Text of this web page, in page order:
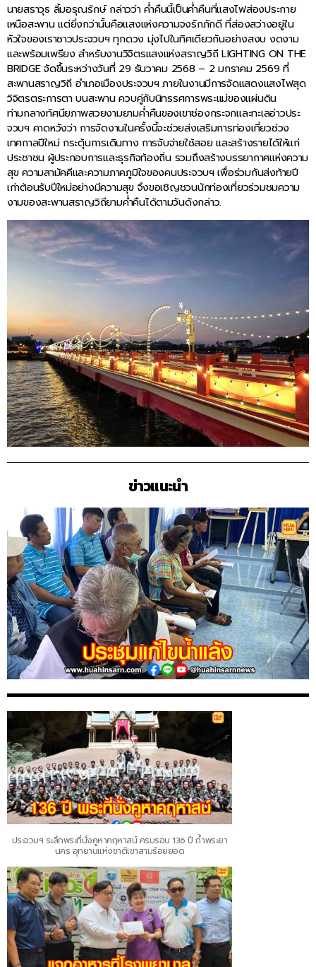
นายสราวุธ ลิ้มอรุณรักษ์ กล่าวว่า ค่ำคืนนี้เป็นค่ำคืนที่แสงไฟส่องประกาย
เหนือสะพาน แต่ยิ่งกว่านั้นคือแสงแห่งความจงรักภักดี ที่ส่องสว่างอยู่ใน
หัวใจของเราชาวประจวบฯ ทุกดวง มุ่งไปในทิศเดียวกันอย่างสงบ งดงาม
และพร้อมเพรียง สำหรับงานวิจิตรแสงแห่งสราญวิถี LIGHTING ON THE
BRIDGE จัดขึ้นระหว่างวันที่ 29 ธันวาคม 2568 – 2 มกราคม 2569 ที่
สะพานสราญวิถี อำเภอเมืองประจวบฯ ภายในงานมีการจัดแสดงแสงไฟสุด
วิจิตรตระการตา บนสะพาน ควบคู่กับนิทรรศการพระแม่ของแผ่นดิน
ท่ามกลางทัศนียภาพสวยงามยามค่ำคืนของเขาช่องกระจกและทะเลอ่าวประ
จวบฯ คาดหวังว่า การจัดงานในครั้งนี้จะช่วยส่งเสริมการท่องเที่ยวช่วง
เทศกาลปีใหม่ กระตุ้นการเดินทาง การจับจ่ายใช้สอย และสร้างรายได้ให้แก่
ประชาชน ผู้ประกอบการและธุรกิจท้องถิ่น รวมถึงสร้างบรรยากาศแห่งความ
สุข ความสามัคคีและความภาคภูมิใจของคนประจวบฯ เพื่อร่วมกันส่งท้ายปี
เก่าต้อนรับปีใหม่อย่างมีความสุข จึงขอเชิญชวนนักท่องเที่ยวร่วมชมความ
งามของสะพานสราญวิถียามค่ำคืนได้ตามวันดังกล่าว.
ข่าวแนะนำ
ประจวบฯ ระลึกพระที่นั่งคูหาคฤหาสน์ ครบรอบ 136 ปี ถ้ำพระยา
นคร อุทยานแห่งชาติเขาสามร้อยยอด